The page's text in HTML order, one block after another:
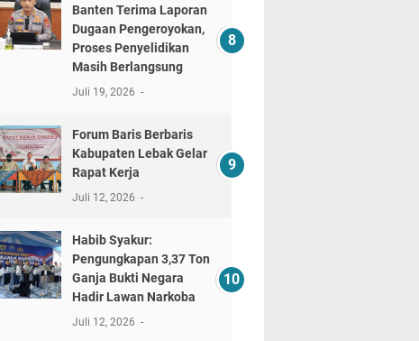
Banten Terima Laporan
Dugaan Pengeroyokan,
Proses Penyelidikan
Masih Berlangsung
Juli 19, 2026
Forum Baris Berbaris
Kabupaten Lebak Gelar
Rapat Kerja
Juli 12, 2026
​Habib Syakur:
Pengungkapan 3,37 Ton
Ganja Bukti Negara
Hadir Lawan Narkoba
Juli 12, 2026